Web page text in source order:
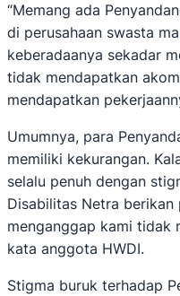
“Memang ada
di perusahaan swasta
keberadaanya sekadar
tidak mendapatkan
mendapatkan
Umumnya, para
memiliki kekurangan.
selalu penuh dengan
Disabilitas Netra berikan
menganggap kami tidak
kata anggota HWDI.
Stigma buruk terhadap